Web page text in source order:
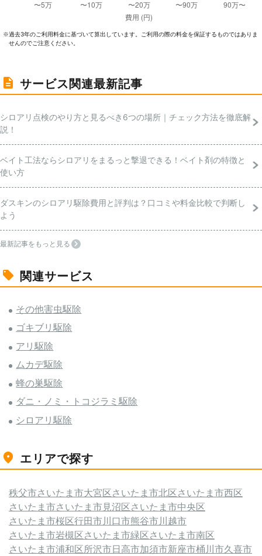
※過去3年のご利⽤料⾦に基づいて算出しています。ご利⽤の際の料⾦を保証するものではありま
せんのでご注意ください。
サービス関連最新記事
シロアリ点検のやり方と見るべき6つの場所｜チェック方法を徹底解
説！
ベイト工法ならシロアリをまるっと撃退できる！ベイト剤の特徴と
使い方
ダスキンのシロアリ駆除費用と評判は？口コミや料金比較で判断し
よう
最新記事をもっと見る
関連サービス
その他害虫駆除
ゴキブリ駆除
アリ駆除
ムカデ駆除
蜂の巣駆除
ダニ・ノミ・トコジラミ駆除
シロアリ駆除
エリアで探す
秩父市さいたま市大宮区さいたま市北区さいたま市西区
さいたま市さいたま市見沼区さいたま市中央区
さいたま市桜区行田市川口市熊谷市川越市
さいたま市岩槻区さいたま市緑区さいたま市南区
さいたま市浦和区所沢市日高市加須市新座市桶川市久喜市